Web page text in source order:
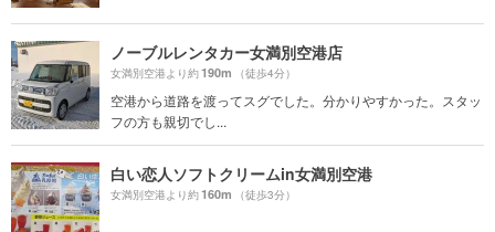
ノーブルレンタカー女満別空港店
女満別空港より約190m （徒歩4分）
空港から道路を渡ってスグでした。分かりやすかった。スタッ
フの方も親切でし...
白い恋人ソフトクリームin女満別空港
女満別空港より約160m （徒歩3分）